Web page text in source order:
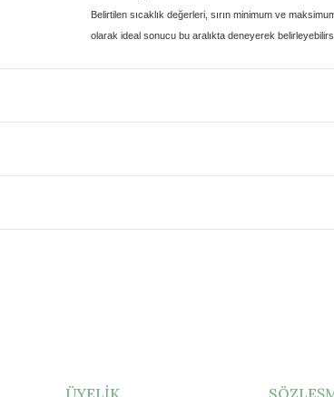
Belirtilen sıcaklık değerleri, sırın minimum ve
olarak ideal sonucu bu aralıkta deneyerek
ÜYELİK